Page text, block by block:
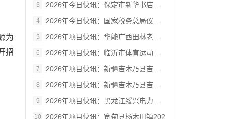
为
招
3
2026年今日快讯：保定市新华书店有限责
4 2026年今日快讯：国家税务总局仪征市税
5 2026年项目快讯：华能广西田林老八渡风
6 2026年项目快讯：临沂市体育运动学校二
7 2026年项目快讯：新疆吉木乃县吉木乃盆
8 2026年项目快讯：新疆吉木乃县吉木乃盆
9 2026年项目快讯：黑龙江绥兴电力科技有
10 2026年项目快讯：宽甸县杨木川镇202